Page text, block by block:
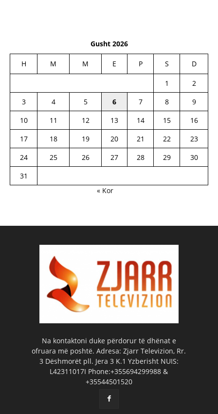
Gusht 2026
H M M E P S D
1
2
3
4 5 6 7 8
9
10
11 12 13 14 15
16
17
18 19 20 21 22
23
24
25 26 27 28 29
30
31
« Kor
Na kontaktoni duke përdorur të dhënat e
ofruara më poshtë. Adresa: Zjarr Televizion, Rr.
3 Dëshmorët pll. Jera 3 K.1 Yzberisht NUIS:
L42311017I Phone:+355694299988 &
+35544501520